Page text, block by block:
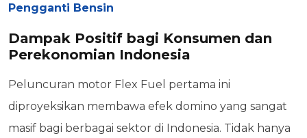
Pengganti Bensin
Dampak Positif bagi Konsumen dan
Perekonomian Indonesia
Peluncuran motor Flex Fuel pertama ini
diproyeksikan membawa efek domino yang sangat
masif bagi berbagai sektor di Indonesia. Tidak hanya